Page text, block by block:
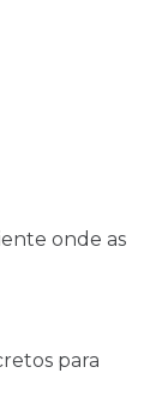
onde as
para